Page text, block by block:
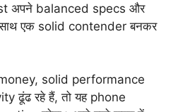
अपने balanced specs और
एक solid contender बनकर
solid performance
ढूंढ रहे हैं, तो यह phone